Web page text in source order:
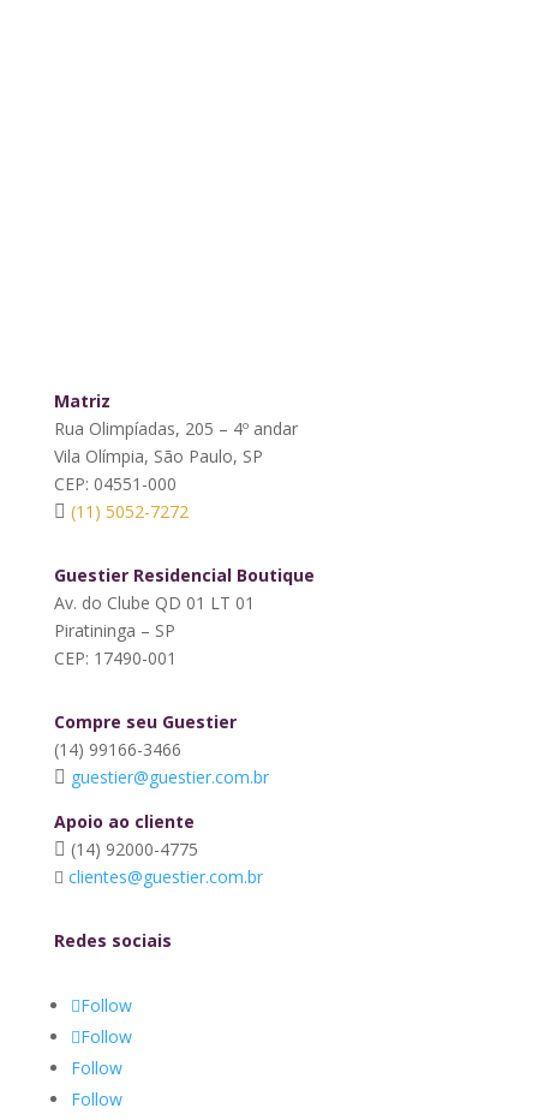
Matriz
Rua Olimpíadas, 205 – 4º andar
Vila Olímpia, São Paulo, SP
CEP: 04551-000
(11) 5052-7272
Guestier Residencial Boutique
Av. do Clube QD 01 LT 01
Piratininga – SP
CEP: 17490-001
Compre seu Guestier
(14) 99166-3466
guestier@guestier.com.br
Apoio ao cliente
(14) 92000-4775
clientes@guestier.com.br
Redes sociais
Follow
Follow
Follow
Follow